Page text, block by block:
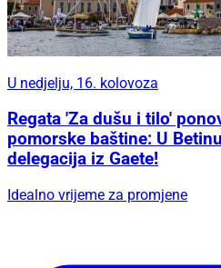
U nedjelju, 16. kolovoza
Regata 'Za dušu i tilo'
pomorske baštine: U
delegacija iz Gaete!
Idealno vrijeme za promjene